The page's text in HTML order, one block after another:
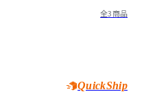
全3商品
QuickShip